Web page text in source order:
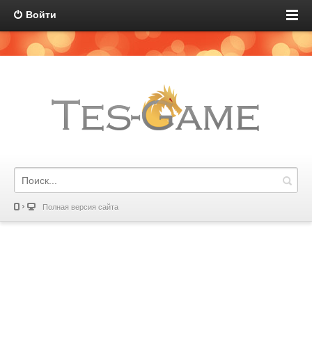
Войти
Полная версия сайта